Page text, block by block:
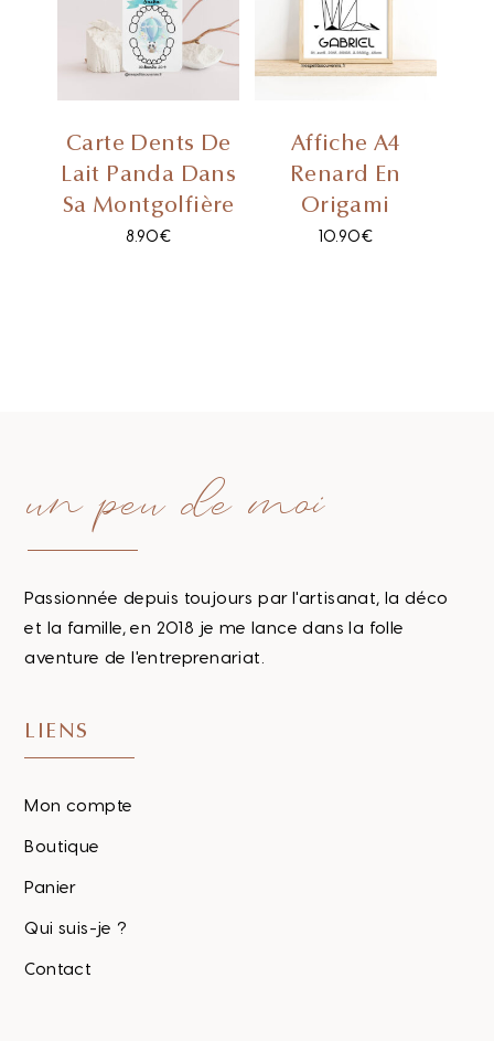
Carte Dents De
Lait Panda Dans
Sa Montgolfière
8.90€
Affiche A4
Renard En
Origami
10.90€
un peu de moi
Passionnée depuis toujours par l'artisanat, la déco
et la famille, en 2018 je me lance dans la folle
aventure de l'entreprenariat.
LIENS
Mon compte
Boutique
Panier
Qui suis-je ?
Contact